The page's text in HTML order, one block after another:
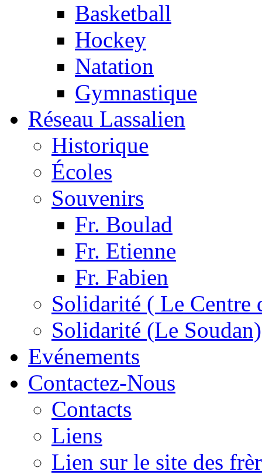
Basketball
Hockey
Natation
Gymnastique
Réseau Lassalien
Historique
Écoles
Souvenirs
Fr. Boulad
Fr. Etienne
Fr. Fabien
Solidarité ( Le Centre
Solidarité (Le Soudan)
Evénements
Contactez-Nous
Contacts
Liens
Lien sur le site des